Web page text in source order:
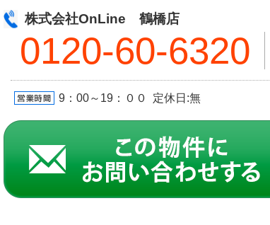
株式会社OnLine 鶴橋店
0120-60-6320
9：00～19：００ 定休日:無